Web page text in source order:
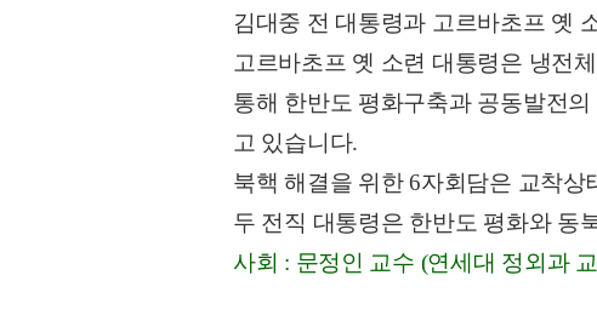
김대중 전 대통령과 고르바초프 옛
고르바초프 옛 소련 대통령은 냉전
통해 한반도 평화구축과 공동발전
고 있습니다.
북핵 해결을 위한 6자회담은 교착상
두 전직 대통령은 한반도 평화와 동
사회 : 문정인 교수 (연세대 정외과